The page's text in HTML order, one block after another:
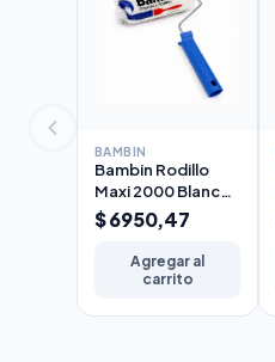
BAMBIN
Bambin Rodillo
Maxi 2000 Blanco
Lana
Seleccionada 10
$ 6950,47
Agregar al
carrito